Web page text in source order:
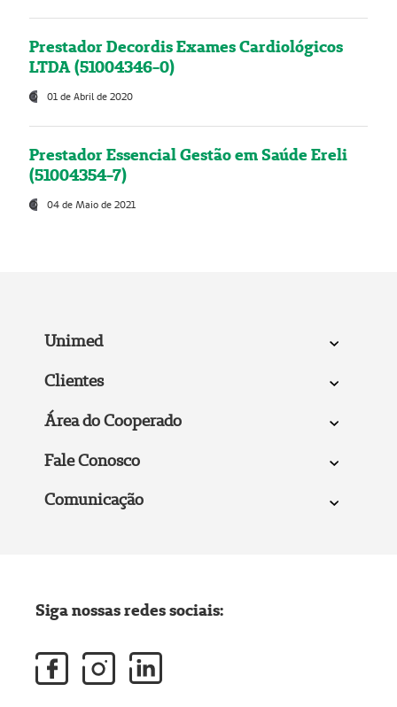
Prestador Decordis Exames Cardiológicos
LTDA (51004346-0)
01 de Abril de 2020
Prestador Essencial Gestão em Saúde Ereli
(51004354-7)
04 de Maio de 2021
Unimed
Clientes
Área do Cooperado
Fale Conosco
Comunicação
Siga nossas redes sociais: